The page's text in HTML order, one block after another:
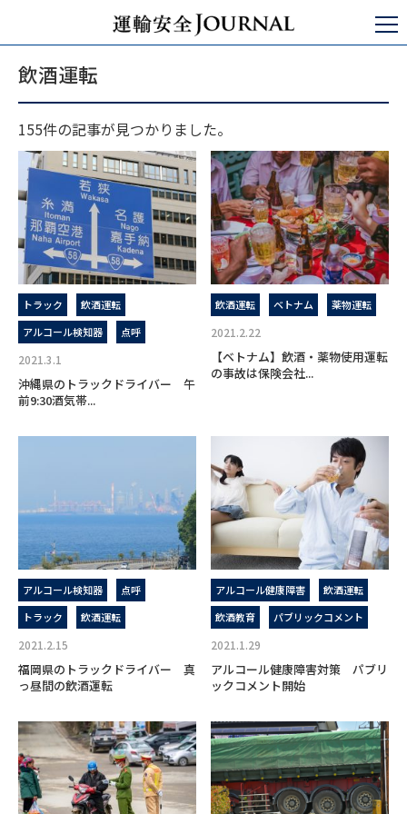
飲酒運転
飲酒運転
155件の記事が見つかりました。
トラック
飲酒運転
アルコール検知器
点呼
2021.3.1
沖縄県のトラックドライバー 午
前9:30酒気帯...
飲酒運転 ベトナム 薬物運転
2021.2.22
【ベトナム】飲酒・薬物使用運転
の事故は保険会社...
アルコール検知器
点呼
トラック
飲酒運転
2021.2.15
福岡県のトラックドライバー 真
っ昼間の飲酒運転
アルコール健康障害
飲酒運転
飲酒教育
パブリックコメント
2021.1.29
アルコール健康障害対策 パブリ
ックコメント開始